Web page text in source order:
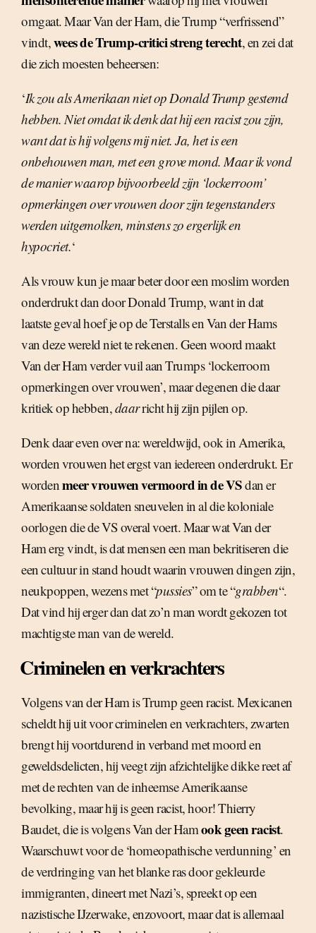
omgaat. Maar Van der Ham, die Trump “verfrissend”
vindt,wees de Trump-critici streng terecht, en zei dat
die zich moesten beheersen:
‘Ik zou als Amerikaan niet op Donald Trump gestemd
hebben. Niet omdat ik denk dat hij een racist zou zijn,
want dat is hij volgens mij niet. Ja, het is een
onbehouwen man, met een grove mond. Maar ik vond
de manier waarop bijvoorbeeld zijn ‘lockerroom’
opmerkingen over vrouwen door zijn tegenstanders
werden uitgemolken, minstens zo ergerlijk en
hypocriet.‘
Als vrouw kun je maar beter door een moslim worden
onderdrukt dan door Donald Trump, want in dat
laatste geval hoef je op de Terstalls en Van der Hams
van deze wereld niet te rekenen. Geen woord maakt
Van der Ham verder vuil aan Trumps ‘lockerroom
opmerkingen over vrouwen’, maar degenen die daar
kritiek op hebben,daarricht hij zijn pijlen op.
Denk daar even over na: wereldwijd, ook in Amerika,
worden vrouwen het ergst van iedereen onderdrukt. Er
wordenmeer vrouwen vermoord in de VSdan er
Amerikaanse soldaten sneuvelen in al die koloniale
oorlogen die de VS overal voert. Maar wat Van der
Ham erg vindt, is dat mensen een man bekritiseren die
een cultuur in stand houdt waarin vrouwen dingen zijn,
neukpoppen, wezens met “pussies” om te “grabben“.
Dat vind hij erger dan dat zo’n man wordt gekozen tot
machtigste man van de wereld.
Criminelen en verkrachters
Volgens van der Ham is Trump geen racist. Mexicanen
scheldt hij uit voor criminelen en verkrachters, zwarten
brengt hij voortdurend in verband met moord en
geweldsdelicten, hij veegt zijn afzichtelijke dikke reet af
met de rechten van de inheemse Amerikaanse
bevolking, maar hij is geen racist, hoor! Thierry
Baudet, die is volgens Van der Hamook geen racist.
Waarschuwt voor de ‘homeopathische verdunning’ en
de verdringing van het blanke ras door gekleurde
immigranten, dineert met Nazi’s, spreekt op een
nazistische IJzerwake, enzovoort, maar dat is allemaal